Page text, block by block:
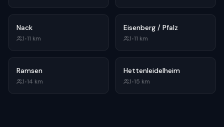
Nack
1•11 km
Eisenberg / Pfalz
1•11 km
Ramsen
1•14 km
Hettenleidelheim
1•15 km